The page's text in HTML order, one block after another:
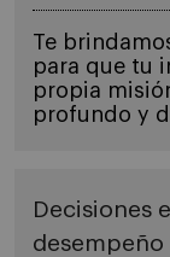
Te
para que tu
propia
profundo y
Decisiones